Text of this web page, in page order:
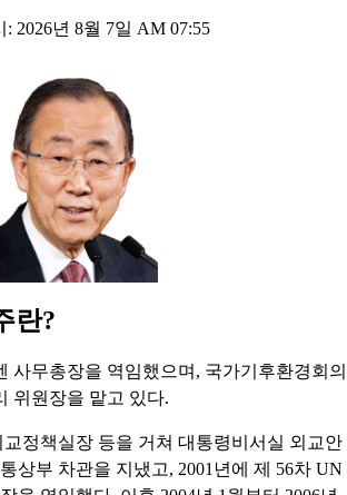
2026년 8월 7일 AM 07:55
란?
사무총장을 역임했으며, 국가기후환경회의
위원장을 맡고 있다.
정책실장 등을 거쳐 대통령비서실 외교안
상부 차관을 지냈고, 2001년에 제 56차 UN